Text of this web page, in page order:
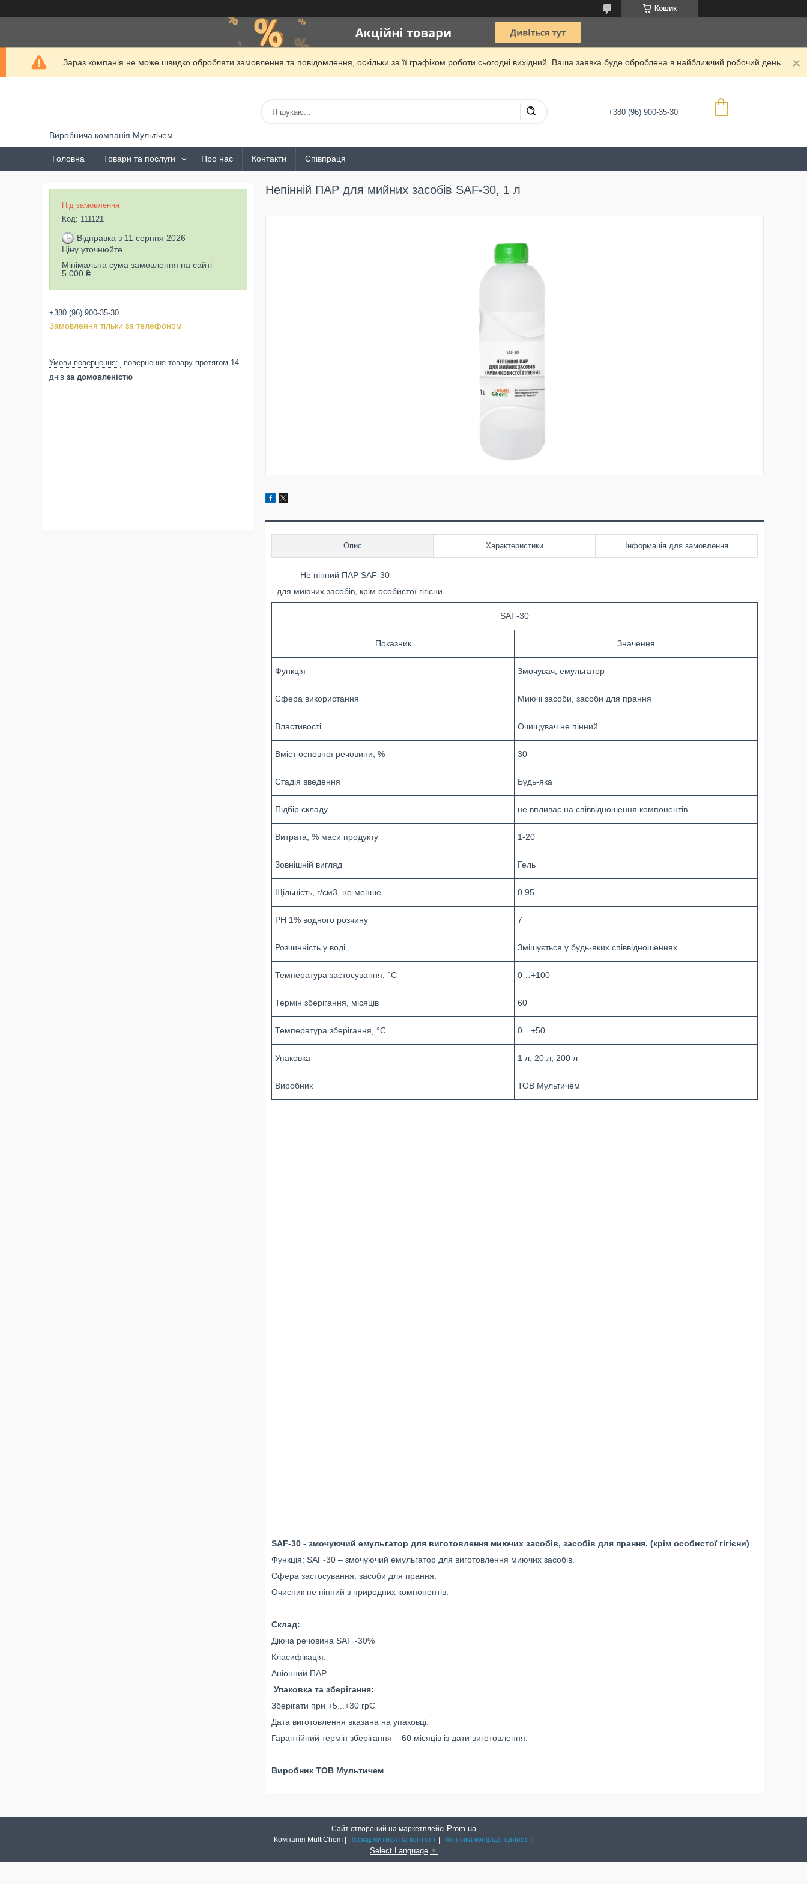
Кошик
Зараз компанія не може швидко обробляти замовлення та повідомлення, оскільки за її графіком роботи сьогодні вихідний. Ваша заявка буде оброблена в найближчий робочий день.
Виробнича компанія Мультічем
+380 (96) 900-35-30
Головна Товари та послуги Про нас Контакти Співпраця
Непінній ПАР для мийних засобів SAF-30, 1 л
Опис Характеристики Інформація для замовлення
Не пінний ПАР SAF-30
- для миючих засобів, крім особистої гігієни
SAF-30
Показник Значення
Функція Змочувач, емульгатор
Сфера використання Миючі засоби, засоби для прання
Властивості Очищувач не пінний
Вміст основної речовини, % 30
Стадія введення Будь-яка
Підбір складу не впливає на співвідношення компонентів
Витрата, % маси продукту 1-20
Зовнішній вигляд Гель
Щільність, г/см3, не менше 0,95
РН 1% водного розчину 7
Розчинність у воді Змішується у будь-яких співвідношеннях
Температура застосування, °С 0…+100
Термін зберігання, місяців 60
Температура зберігання, °С 0…+50
Упаковка 1 л, 20 л, 200 л
Виробник ТОВ Мультичем
SAF-30 - змочуючий емульгатор для виготовлення миючих засобів, засобів для прання. (крім особистої гігієни)
Функція: SAF-30 – змочуючий емульгатор для виготовлення миючих засобів.
Сфера застосування: засоби для прання.
Очисник не пінний з природних компонентів.
Склад:
Діюча речовина SAF -30%
Класифікація:
Аніонний ПАР
Упаковка та зберігання:
Зберігати при +5...+30 грС
Дата виготовлення вказана на упаковці.
Гарантійний термін зберігання – 60 місяців із дати виготовлення.
Виробник ТОВ Мультичем
Під замовлення
Код: 111121
Відправка з 11 серпня 2026
Ціну уточнюйте
Мінімальна сума замовлення на сайті —
5 000 ₴
+380 (96) 900-35-30
Замовлення тільки за телефоном
повернення товару протягом 14
днів за домовленістю
Сайт створений на маркетплейсі Prom.ua
Поскаржитися на контент Політика конфіденційності
Select Language ▼